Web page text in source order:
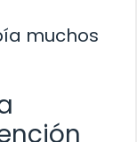
muchos